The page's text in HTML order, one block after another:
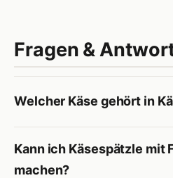
Fragen &
Welcher Käse gehört in
Kann ich Käsespätzle mit
machen?